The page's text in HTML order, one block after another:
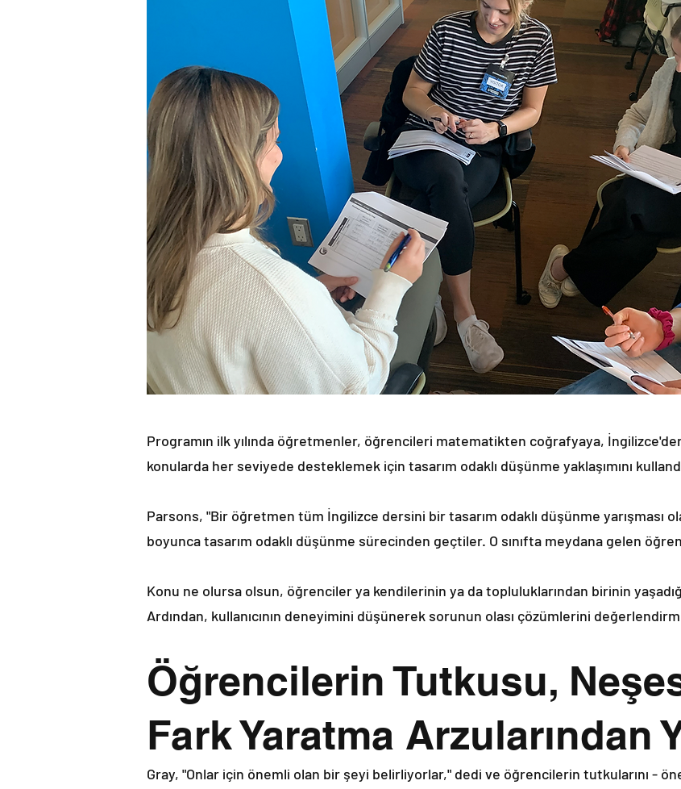
Programın ilk yılında öğretmenler, öğrencileri matematikten coğrafyaya,
konularda her seviyede desteklemek için tasarım odaklı düşünme yaklaşımını
Parsons, "Bir öğretmen tüm İngilizce dersini bir tasarım odaklı düşünme yarışması
boyunca tasarım odaklı düşünme sürecinden geçtiler. O sınıfta meydana gelen
Konu ne olursa olsun, öğrenciler ya kendilerinin ya da topluluklarından birinin
Ardından, kullanıcının deneyimini düşünerek sorunun olası çözümlerini
Öğrencilerin Tutkusu,
Fark Yaratma Arzularından
Gray, "Onlar için önemli olan bir şeyi belirliyorlar," dedi ve öğrencilerin tutkularını -